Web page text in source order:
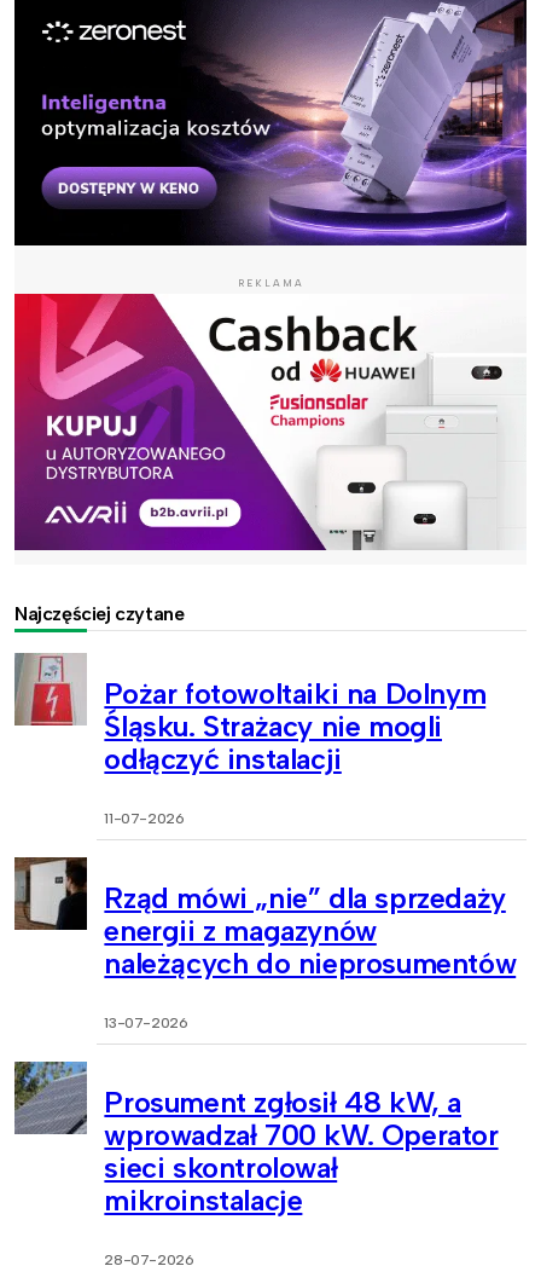
REKLAMA
Najczęściej czytane
Pożar fotowoltaiki na Dolnym
Śląsku. Strażacy nie mogli
odłączyć instalacji
11-07-2026
Rząd mówi „nie” dla sprzedaży
energii z magazynów
należących do nieprosumentów
13-07-2026
Prosument zgłosił 48 kW, a
wprowadzał 700 kW. Operator
sieci skontrolował
mikroinstalacje
28-07-2026